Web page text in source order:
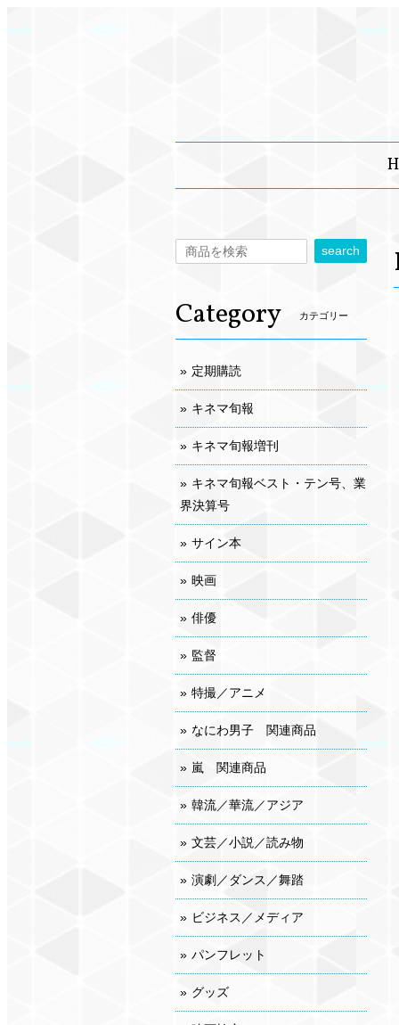
search
Category カテゴリー
定期購読
キネマ旬報
キネマ旬報増刊
キネマ旬報ベスト・テン号、業
界決算号
サイン本
映画
俳優
監督
特撮／アニメ
なにわ男子 関連商品
嵐 関連商品
韓流／華流／アジア
文芸／小説／読み物
演劇／ダンス／舞踏
ビジネス／メディア
パンフレット
グッズ